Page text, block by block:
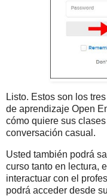
Listo. Estos son los
de aprendizaje Open
cómo quiere sus
conversación casual.
Usted también podrá
curso tanto en lectura,
interactuar con el
podrá acceder desde